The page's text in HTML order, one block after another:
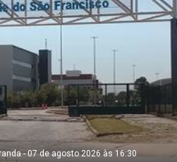
- 07 de agosto 2026 às 16:30